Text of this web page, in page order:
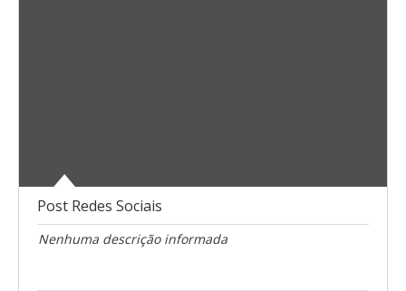
Post Redes Sociais
Nenhuma descrição informada